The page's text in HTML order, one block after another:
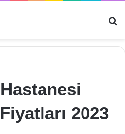
2023